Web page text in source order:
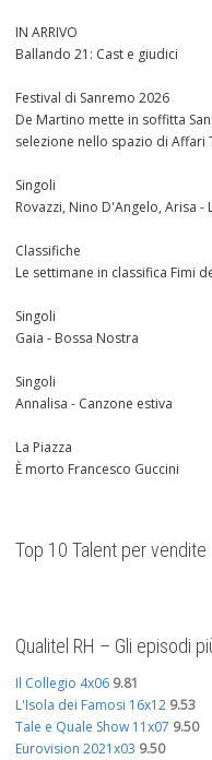
IN ARRIVO
Ballando 21: Cast e giudici
Festival di Sanremo 2026
De Martino mette in soffitta
selezione nello spazio di Affari
Singoli
Rovazzi, Nino D'Angelo, Arisa -
Classifiche
Le settimane in classifica Fimi
Singoli
Gaia - Bossa Nostra
Singoli
Annalisa - Canzone estiva
La Piazza
È morto Francesco Guccini
Top 10 Talent per vendite
Qualitel RH – Gli episodi
Il Collegio 4x06 9.81
L'Isola dei Famosi 16x12 9.53
Tale e Quale Show 11x07 9.50
Eurovision 2021x03 9.50